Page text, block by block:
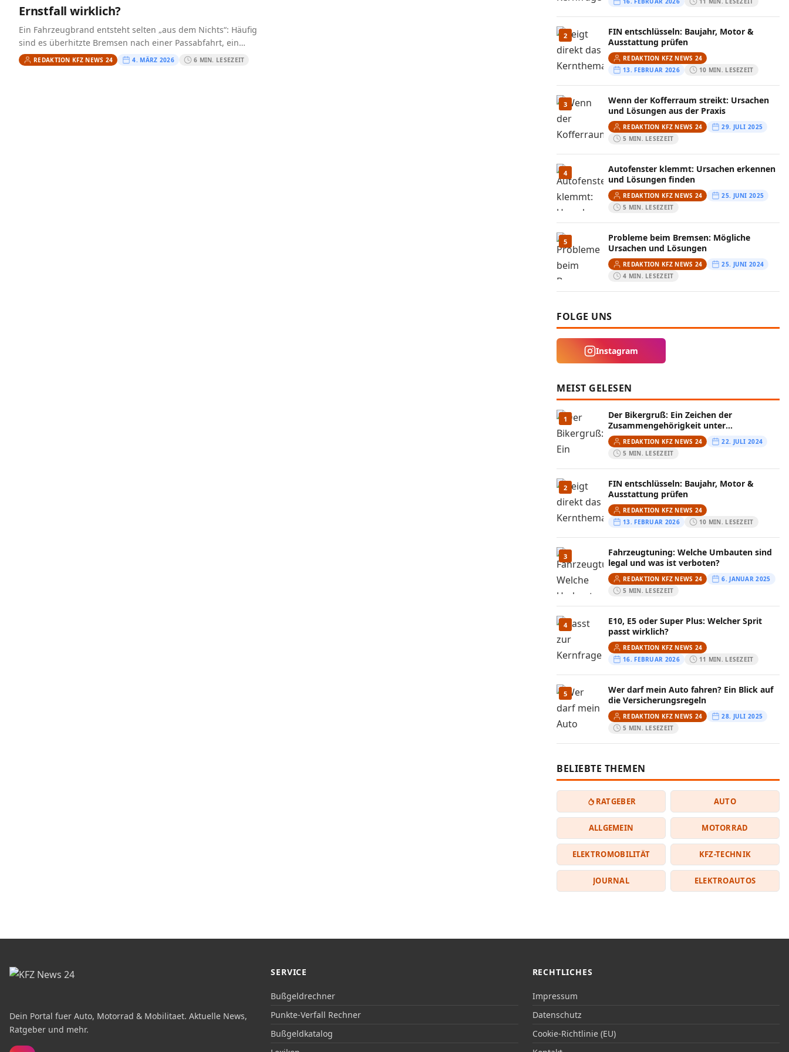
Ernstfall wirklich?
Ein Fahrzeugbrand entsteht selten „aus dem Nichts“: Häufig
sind es überhitzte Bremsen nach einer Passabfahrt, ein
Defekt in der Elektrik, austretende Betriebsstoffe oder ein
Schwelbrand…
REDAKTION KFZ NEWS 24 4. MÄRZ 2026 6 MIN. LESEZEIT
2
FIN entschlüsseln: Baujahr, Motor &
Ausstattung prüfen
REDAKTION KFZ NEWS 24
13. FEBRUAR 2026
10 MIN. LESEZEIT
3
Wenn der Kofferraum streikt: Ursachen
und Lösungen aus der Praxis
REDAKTION KFZ NEWS 24
29. JULI 2025
5 MIN. LESEZEIT
4
Autofenster klemmt: Ursachen erkennen
und Lösungen finden
REDAKTION KFZ NEWS 24
25. JUNI 2025
5 MIN. LESEZEIT
5
Probleme beim Bremsen: Mögliche
Ursachen und Lösungen
REDAKTION KFZ NEWS 24
25. JUNI 2024
4 MIN. LESEZEIT
FOLGE UNS
Instagram
MEIST GELESEN
1
Der Bikergruß: Ein Zeichen der
Zusammengehörigkeit unter
Motorradfahrern
REDAKTION KFZ NEWS 24
22. JULI 2024
5 MIN. LESEZEIT
2
FIN entschlüsseln: Baujahr, Motor &
Ausstattung prüfen
REDAKTION KFZ NEWS 24
13. FEBRUAR 2026
10 MIN. LESEZEIT
3
Fahrzeugtuning: Welche Umbauten sind
legal und was ist verboten?
REDAKTION KFZ NEWS 24
6. JANUAR 2025
5 MIN. LESEZEIT
4
E10, E5 oder Super Plus: Welcher Sprit
passt wirklich?
REDAKTION KFZ NEWS 24
16. FEBRUAR 2026
11 MIN. LESEZEIT
5
Wer darf mein Auto fahren? Ein Blick auf
die Versicherungsregeln
REDAKTION KFZ NEWS 24
28. JULI 2025
5 MIN. LESEZEIT
BELIEBTE THEMEN
RATGEBER AUTO
ALLGEMEIN MOTORRAD
ELEKTROMOBILITÄT KFZ-TECHNIK
JOURNAL ELEKTROAUTOS
Dein Portal fuer Auto, Motorrad & Mobilitaet. Aktuelle News,
Ratgeber und mehr.
SERVICE
Bußgeldrechner
Punkte-Verfall Rechner
Bußgeldkatalog
RECHTLICHES
Impressum
Datenschutz
Cookie-Richtlinie (EU)